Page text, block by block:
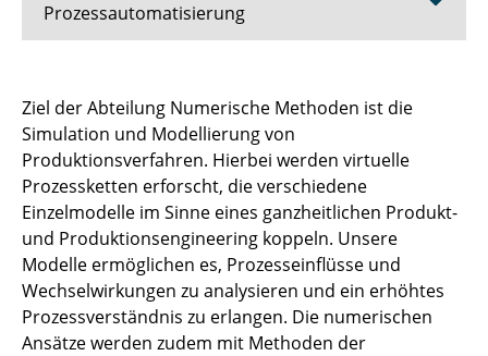
Prozessautomatisierung
Team
Karrierepfade und Stellen
Hybrider Leichtbau & integrierte Formgebung
Automatisierte Batterieproduktion
Montage und Fertigungsautomatisierung
Ziel der Abteilung Numerische Methoden ist die
Simulation und Modellierung von
Produktionsverfahren. Hierbei werden virtuelle
Prozessketten erforscht, die verschiedene
Einzelmodelle im Sinne eines ganzheitlichen Produkt-
und Produktionsengineering koppeln. Unsere
Modelle ermöglichen es, Prozesseinflüsse und
Wechselwirkungen zu analysieren und ein erhöhtes
Prozessverständnis zu erlangen. Die numerischen
Ansätze werden zudem mit Methoden der